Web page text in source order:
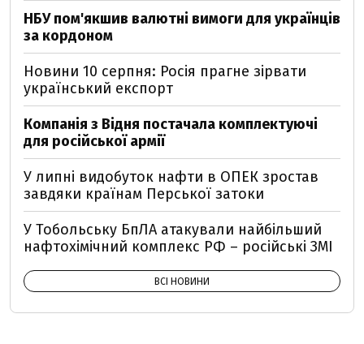
НБУ пом'якшив валютні вимоги для українців
за кордоном
Новини 10 серпня: Росія прагне зірвати
український експорт
Компанія з Відня постачала комплектуючі
для російської армії
У липні видобуток нафти в ОПЕК зростав
завдяки країнам Перської затоки
У Тобольську БпЛА атакували найбільший
нафтохімічний комплекс РФ – російські ЗМІ
ВСІ НОВИНИ